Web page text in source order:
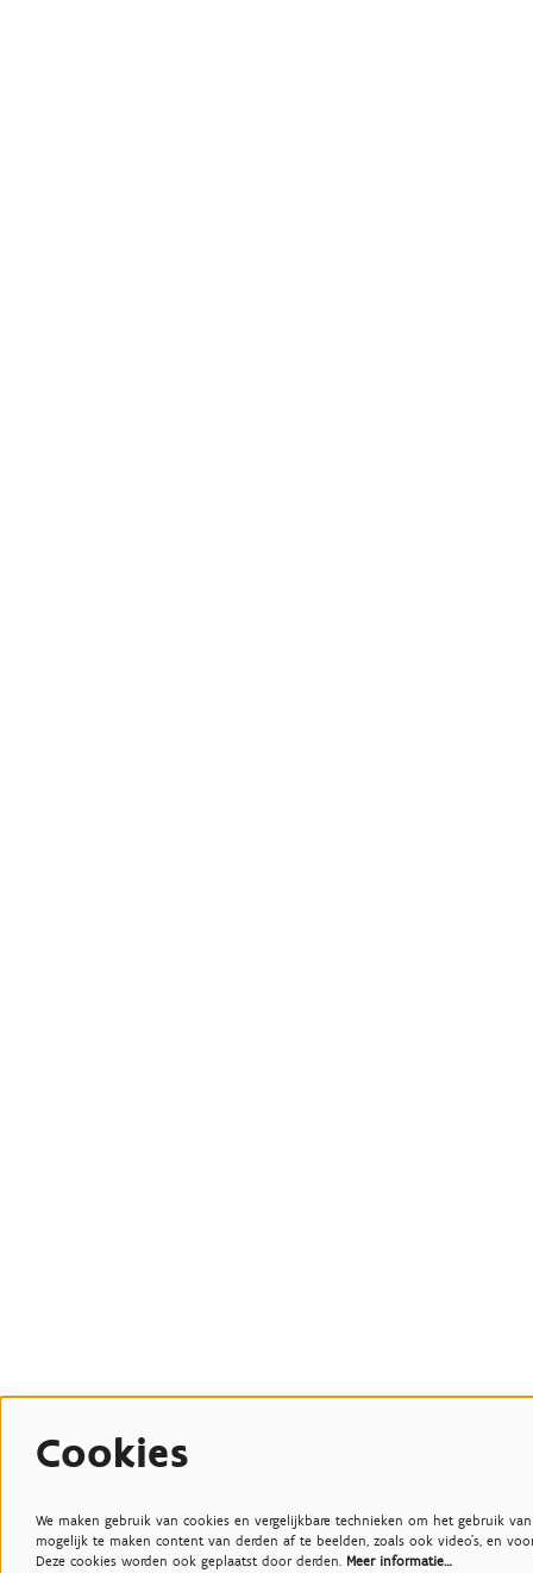
Cookies
We maken gebruik van cookies en vergelijkbare technieken om het gebruik
mogelijk te maken content van derden af te beelden, zoals ook video’s, en
Deze cookies worden ook geplaatst door derden. Meer informatie…